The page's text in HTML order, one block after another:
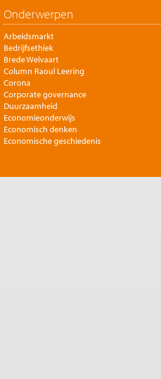
Onderwerpen
Arbeidsmarkt
Bedrijfsethiek
Brede Welvaart
Column Raoul Leering
Corona
Corporate governance
Duurzaamheid
Economieonderwijs
Economisch denken
Economische geschiedenis
Filosofie en economie